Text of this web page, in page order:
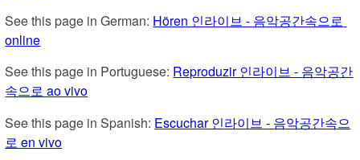
See this page in German: Hören 인라이브 - 음악공간속으로
online
See this page in Portuguese: Reproduzir 인라이브 - 음악공간
속으로 ao vivo
See this page in Spanish: Escuchar 인라이브 - 음악공간속으
로 en vivo